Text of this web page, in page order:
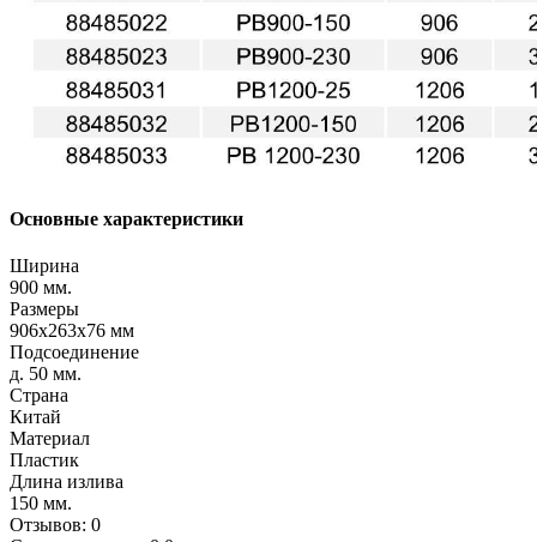
Основные характеристики
Ширина
900 мм.
Размеры
906х263х76 мм
Подсоединение
д. 50 мм.
Страна
Китай
Материал
Пластик
Длина излива
150 мм.
Отзывов: 0